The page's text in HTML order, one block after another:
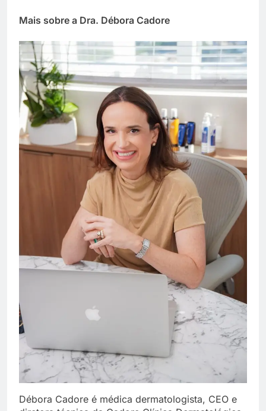
Mais sobre a Dra. Débora Cadore
Débora Cadore é médica dermatologista, CEO e